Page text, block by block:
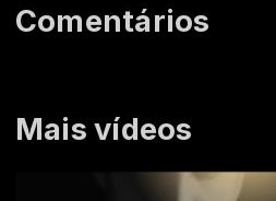
Mais vídeos
Comentários